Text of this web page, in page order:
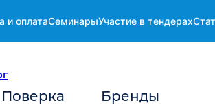
и оплатаСеминарыУчастие в тендерах
Поверка Бренды